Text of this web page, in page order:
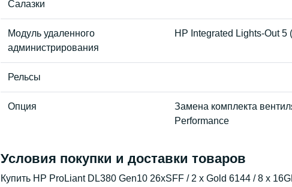
Салазки
Модуль удаленного
администрирования
HP Integrated Lights-Out 5
Рельсы
Опция
Замена комплекта
Performance
Условия покупки и доставки товаров
Купить HP ProLiant DL380 Gen10 26xSFF / 2 x Gold 6144 / 8 x